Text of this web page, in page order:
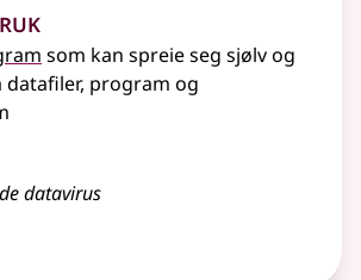
som kan spreie seg sjølv og
datafiler, program og
datavirus